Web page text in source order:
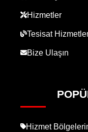
Hizmetler
Tesisat
Bize Ulaşın
Hizmet